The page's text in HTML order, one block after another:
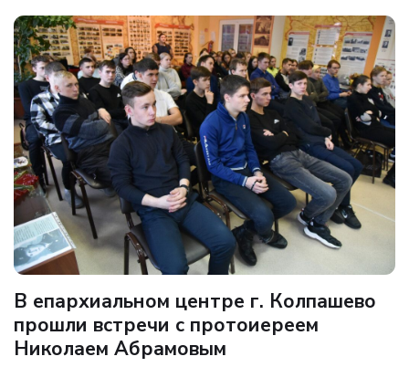
В епархиальном центре г. Колпашево
прошли встречи с протоиереем
Николаем Абрамовым